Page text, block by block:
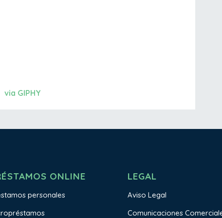
via GIPHY
ONLINE
personales
LEGAL
Aviso Legal
Comunicaciones